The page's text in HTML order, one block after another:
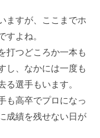
ますが、ここまでホ
すよね。
打つどころか一本も
し、なかには一度も
選手もいます。
も高卒でプロになっ
成績を残せない日が